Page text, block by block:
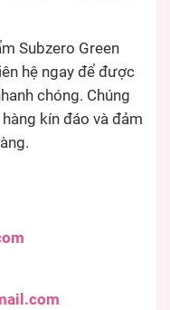
Subzero Green
hệ ngay để được
chóng. Chúng
kín đáo và đảm